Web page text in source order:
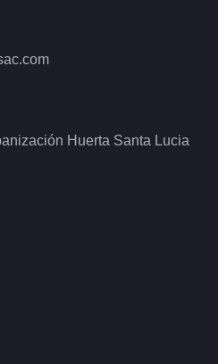
Huerta Santa Lucia